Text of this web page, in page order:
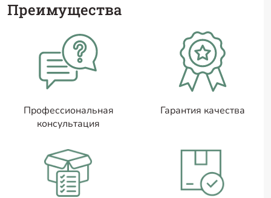
Преимущества
Профессиональная
консультация
Гарантия качества